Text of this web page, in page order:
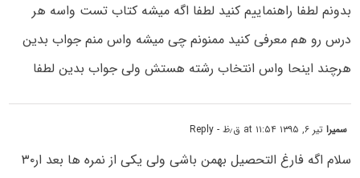
بدونم لطفا راهنماییم کنید لطفا اگه میشه کتاب تست واسه هر
درس رو هم معرفی کنید ممنونم چی میشه واس منم جواب بدین
هرچند اینحا واس انتخاب رشته هستش ولی جواب بدین لطفا
سمیراتیر ۶, ۱۳۹۵ at ۱۱:۵۴ ق٫ظ - Reply
سلام اگه فارغ التحصیل بهمن باشی ولی یکی از نمره ها بعد ار۳۰